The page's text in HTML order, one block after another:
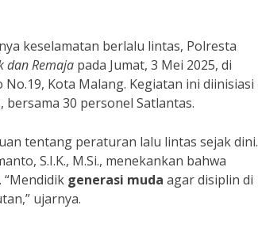
keselamatan berlalu lintas, Polresta
dan Remaja pada Jumat, 3 Mei 2025, di
Kota Malang. Kegiatan ini diinisiasi
30 personel Satlantas.
tentang peraturan lalu lintas sejak dini.
S.I.K., M.Si., menekankan bahwa
generasi muda agar disiplin di
ujarnya.